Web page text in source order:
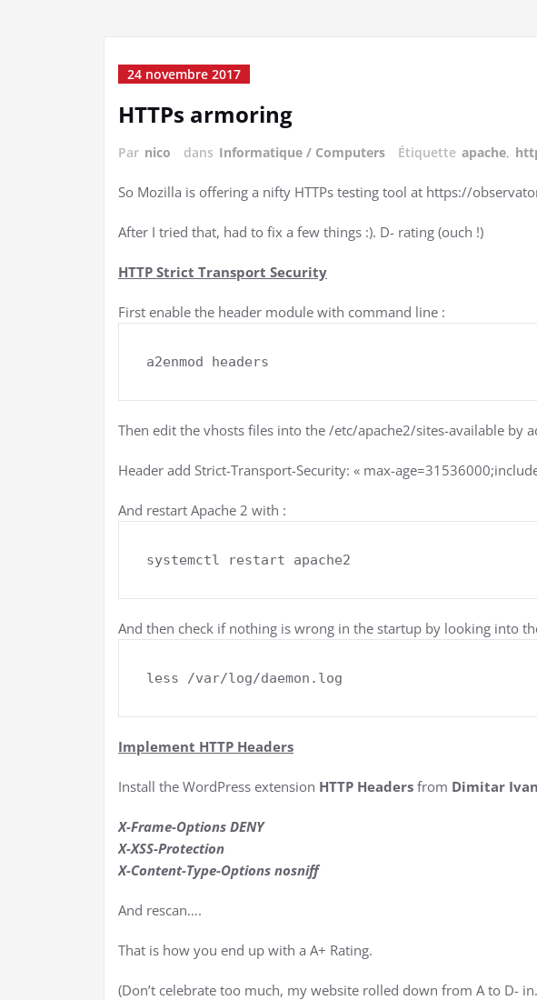
24 novembre 2017
HTTPs armoring
Par nico dans Informatique / Computers Étiquette apache,
So Mozilla is offering a nifty HTTPs testing tool at https://
After I tried that, had to fix a few things :). D- rating (ouch !)
HTTP Strict Transport Security
First enable the header module with command line :
a2enmod headers
Then edit the vhosts files into the /etc/apache2/sites-available by
Header add Strict-Transport-Security: « max-
And restart Apache 2 with :
systemctl restart apache2
And then check if nothing is wrong in the startup by looking into
less /var/log/daemon.log
Implement HTTP Headers
Install the WordPress extension HTTP Headers from Dimitar
X-Frame-Options DENY
X-XSS-Protection
X-Content-Type-Options nosniff
And rescan….
That is how you end up with a A+ Rating.
(Don’t celebrate too much, my website rolled down from A to